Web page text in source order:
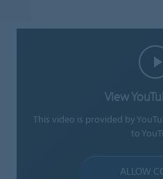
View
This video is provided by
to
ALLOW